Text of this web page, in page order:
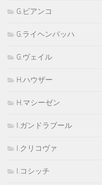
G.ビアンコ
G.ライヘンバッハ
G.ヴェイル
H.ハウザー
H.マシーゼン
I.ガンドラブール
I.クリコヴァ
I.コシッチ